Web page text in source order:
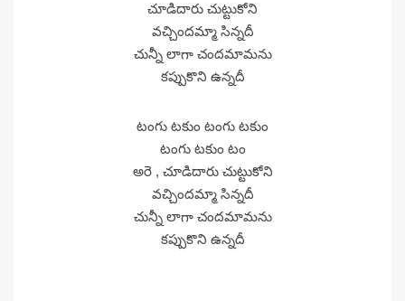
చూడిదారు చుట్టుకోని
వచ్చిందమ్మా సిన్నదీ
చున్నీ లాగా చందమామను
కప్పుకొని ఉన్నదీ
టంగు టకుం టంగు టకుం
టంగు టకుం టం
అరె , చూడిదారు చుట్టుకోని
వచ్చిందమ్మా సిన్నదీ
చున్నీ లాగా చందమామను
కప్పుకొని ఉన్నదీ